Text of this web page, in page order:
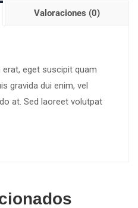
Valoraciones (0)
eget suscipit quam
gravida dui enim, vel
at. Sed laoreet volutpat